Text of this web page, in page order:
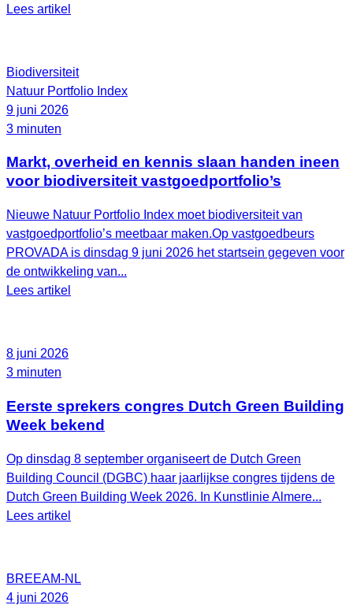
Lees artikel
Biodiversiteit
Natuur Portfolio Index
9 juni 2026
3 minuten
Markt, overheid en kennis slaan handen ineen
voor biodiversiteit vastgoedportfolio’s
Nieuwe Natuur Portfolio Index moet biodiversiteit van
vastgoedportfolio’s meetbaar maken.Op vastgoedbeurs
PROVADA is dinsdag 9 juni 2026 het startsein gegeven voor
de ontwikkeling van...
Lees artikel
8 juni 2026
3 minuten
Eerste sprekers congres Dutch Green Building
Week bekend
Op dinsdag 8 september organiseert de Dutch Green
Building Council (DGBC) haar jaarlijkse congres tijdens de
Dutch Green Building Week 2026. In Kunstlinie Almere...
Lees artikel
BREEAM-NL
4 juni 2026